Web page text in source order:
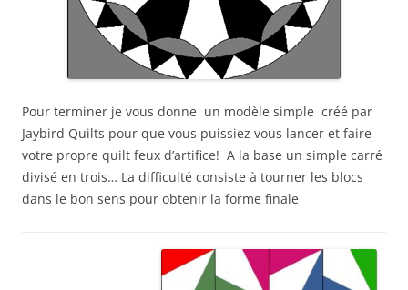
Pour terminer je vous donne un modèle simple créé par
Jaybird Quilts pour que vous puissiez vous lancer et faire
votre propre quilt feux d’artifice! A la base un simple carré
divisé en trois… La difficulté consiste à tourner les blocs
dans le bon sens pour obtenir la forme finale